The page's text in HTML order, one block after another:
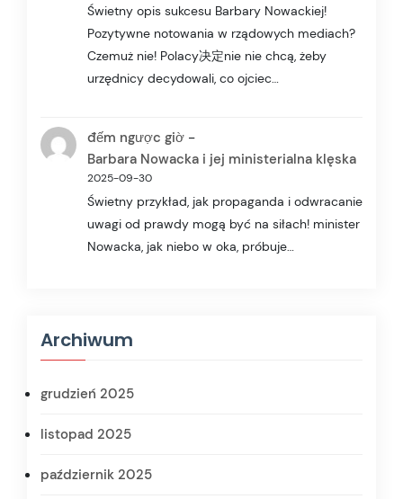
Świetny opis sukcesu Barbary Nowackiej!
Pozytywne notowania w rządowych mediach?
Czemuż nie! Polacy决定nie nie chcą, żeby
urzędnicy decydowali, co ojciec…
đếm ngược giờ -
Barbara Nowacka i jej ministerialna klęska
2025-09-30
Świetny przykład, jak propaganda i odwracanie
uwagi od prawdy mogą być na siłach! minister
Nowacka, jak niebo w oka, próbuje…
Archiwum
grudzień 2025
listopad 2025
październik 2025